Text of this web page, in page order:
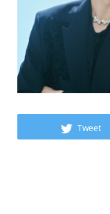
Tweet